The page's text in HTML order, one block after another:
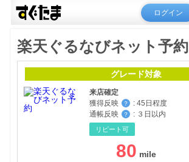
ログイン
楽天ぐるなびネット予約
グレード対象
来店確定
獲得反映
？ : 45日程度
通帳反映
？ : ３日以内
リピート可
80